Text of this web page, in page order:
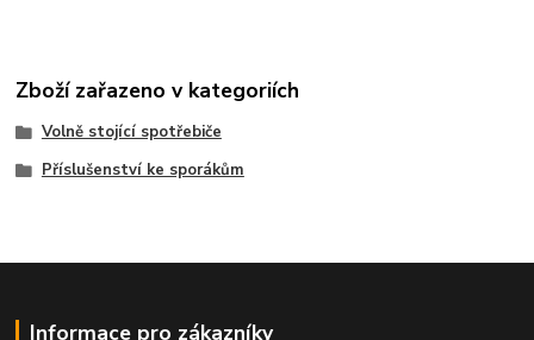
Zboží zařazeno v kategoriích
Volně stojící spotřebiče
Příslušenství ke sporákům
Informace pro zákazníky